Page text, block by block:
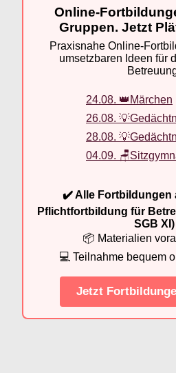
Online-
Gruppen. Jetzt
Praxisnahe Online-
umsetzbaren Ideen für
24.08. 👑Märchen
26.08.
28.08.
04.09.
✔️ Alle Fortbildungen
Pflichtfortbildung für
SGB XI)
📦 Materialien
💻 Teilnahme bequem
Jetzt